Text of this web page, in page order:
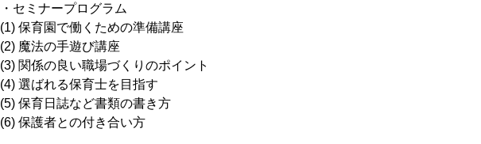
・セミナープログラム
(1) 保育園で働くための準備講座
(2) 魔法の手遊び講座
(3) 関係の良い職場づくりのポイント
(4) 選ばれる保育士を目指す
(5) 保育日誌など書類の書き方
(6) 保護者との付き合い方